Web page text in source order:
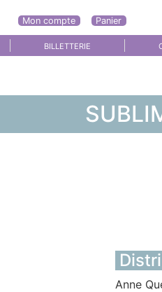
Mon compte Panier
BILLETTERIE
Anne